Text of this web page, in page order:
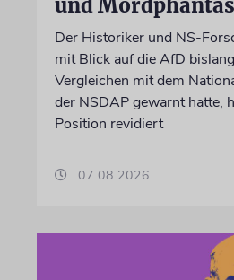
Der Historiker und NS-
mit Blick auf die AfD
Vergleichen mit dem
der NSDAP gewarnt hatte,
Position revidiert
07.08.2026